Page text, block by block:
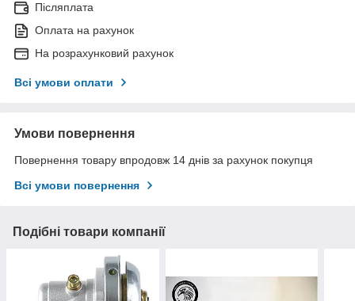
Післяплата
Оплата на рахунок
На розрахунковий рахунок
Всі умови оплати
Умови повернення
Повернення товару впродовж 14 днів за рахунок покупця
Всі умови повернення
Подібні товари компанії